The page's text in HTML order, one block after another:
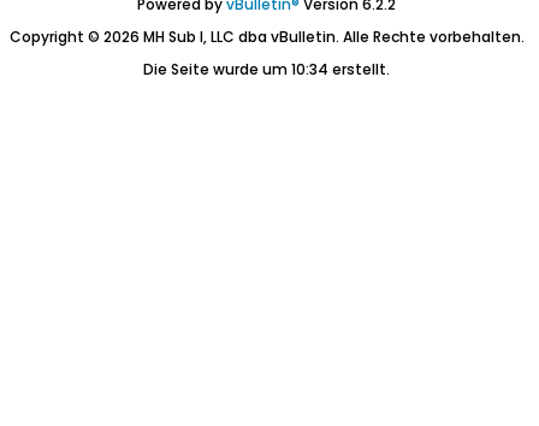
Powered byvBulletin® Version 6.2.2
Copyright © 2026 MH Sub I, LLC dba vBulletin. Alle Rechte vorbehalten.
Die Seite wurde um 10:34 erstellt.